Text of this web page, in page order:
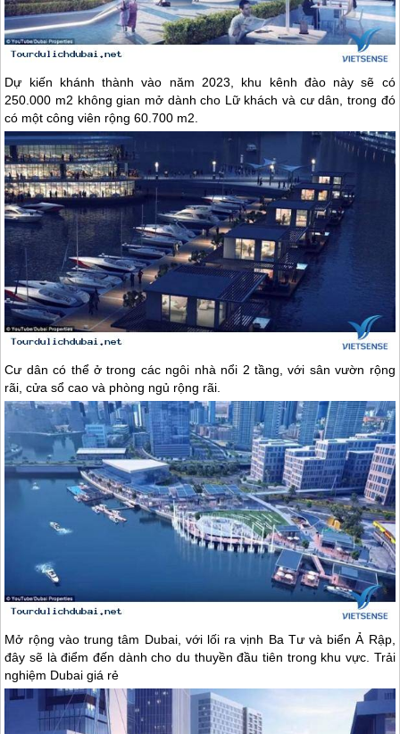
Dự kiến khánh thành vào năm 2023, khu kênh đào này sẽ có
250.000 m2 không gian mở dành cho Lữ khách và cư dân, trong đó
có một công viên rộng 60.700 m2.
Cư dân có thể ở trong các ngôi nhà nổi 2 tầng, với sân vườn rộng
rãi, cửa sổ cao và phòng ngủ rộng rãi.
Mở rộng vào trung tâm Dubai, với lối ra vịnh Ba Tư và biển Ả Rập,
đây sẽ là điểm đến dành cho du thuyền đầu tiên trong khu vực. Trải
nghiệm Dubai giá rẻ